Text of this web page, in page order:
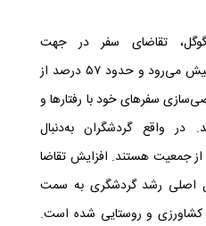
تقاضای سفر در جهت
شخصی‌سازی بسته‌های تورها پیش می‌رود و حدود ۵۷ درصد از
سفرهای خود با رفتارها و
در واقع گردشگران به‌دنبال
از جمعیت هستند. افزایش تقاضا
اصلی رشد گردشگری به سمت
و روستایی شده است.